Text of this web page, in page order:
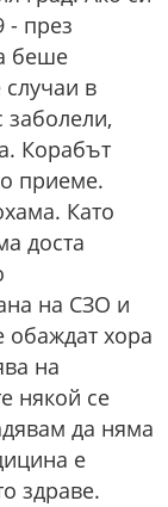
- през
беше
в
Корабът
приеме.
Като
доста
на СЗО и
обаждат хора
на
някой се
да няма
е
здраве.